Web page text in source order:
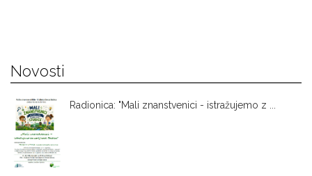
Novosti
Radionica: "Mali znanstvenici - istražujemo z ...